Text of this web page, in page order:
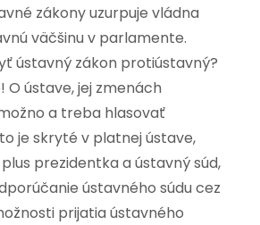
zákony uzurpuje vládna
väčšinu v parlamente.
ústavný zákon protiústavný?
O ústave, jej zmenách
a treba hlasovať
je skryté v platnej ústave,
prezidentka a ústavný súd,
ústavného súdu cez
prijatia ústavného